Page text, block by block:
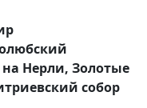
Нерли, Золотые
собор